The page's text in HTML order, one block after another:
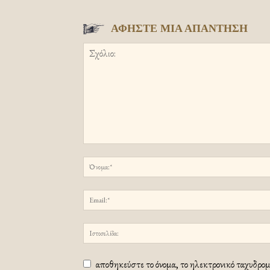
ΑΦΗΣΤΕ ΜΙΑ ΑΠΑΝΤΗΣΗ
αποθηκεύστε το όνομα, το ηλεκτρονικό